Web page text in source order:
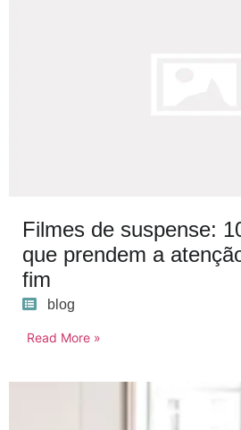
Filmes de suspense:
que prendem a
fim
blog
Read More »